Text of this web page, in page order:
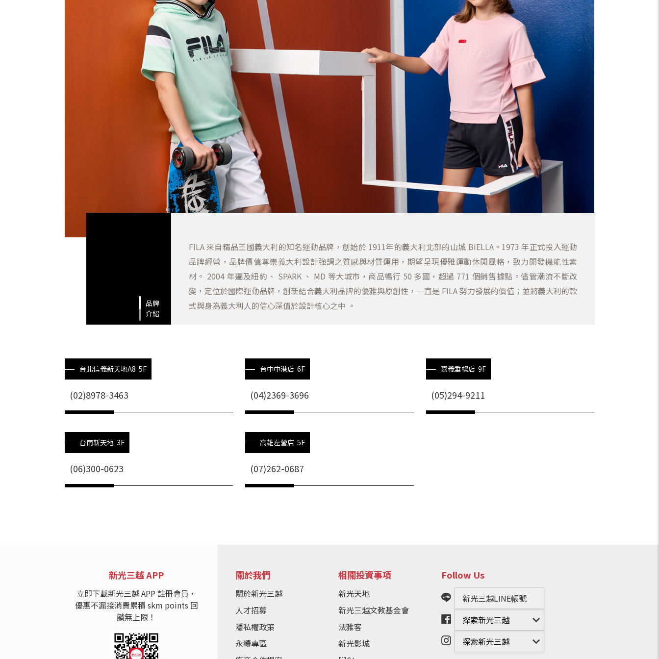
品牌
介紹
FILA 來自精品王國義大利的知名運動品牌，創始於 1911年的義大利北部的山城 BIELLA。1973 年正式投入運動
品牌經營，品牌價值尊崇義大利設計強調之質感與材質運用，期望呈現優雅運動休閒風格，致力開發機能性素
材。 2004 年遍及紐約、 SPARK 、 MD 等大城市，商品暢行 50 多國，超過 771 個銷售據點。儘管潮流不斷改
變，定位於國際運動品牌，創新結合義大利品牌的優雅與原創性，一直是 FILA 努力發展的價值；並將義大利的款
式與身為義大利人的信心深值於設計核心之中 。
台北信義新天地A8 5F
(02)8978-3463
台中中港店 6F
(04)2369-3696
嘉義垂楊店 9F
(05)294-9211
台南新天地 3F
(06)300-0623
高雄左營店 5F
(07)262-0687
新光三越 APP
立即下載新光三越 APP 註冊會員，
優惠不漏接消費累積 skm points 回
饋無上限！
關於我們
關於新光三越
人才招募
隱私權政策
永續專區
相關投資事項
新光天地
新光三越文教基金會
法雅客
新光影城
Follow Us
新光三越LINE帳號